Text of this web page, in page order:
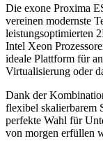
Die exone Proxima
vereinen modernste
leistungsoptimierten
Intel Xeon
ideale Plattform für
Virtualisierung oder
Dank der
flexibel skalierbarem
perfekte Wahl für
von morgen erfüllen